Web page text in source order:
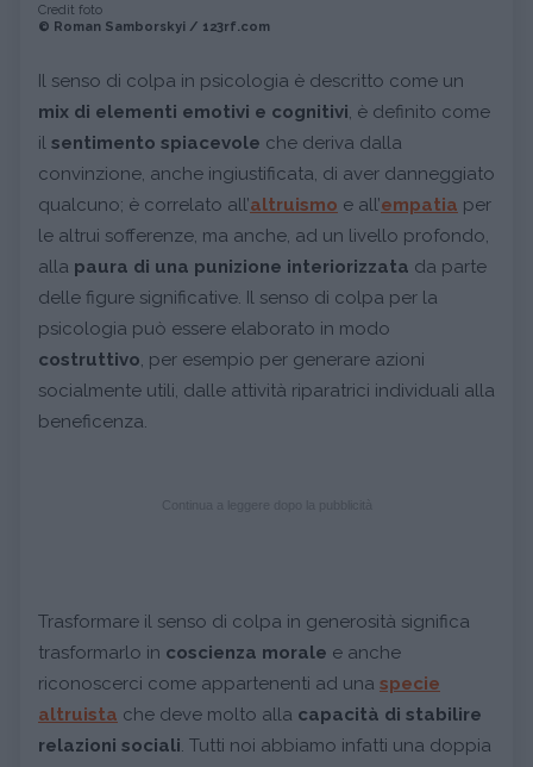
Credit foto
© Roman Samborskyi / 123rf.com
Il senso di colpa in psicologia è descritto come un
mix di elementi emotivi e cognitivi, è definito come
il sentimento spiacevole che deriva dalla
convinzione, anche ingiustificata, di aver danneggiato
qualcuno; è correlato all’altruismo e all’empatia per
le altrui sofferenze, ma anche, ad un livello profondo,
alla paura di una punizione interiorizzata da parte
delle figure significative. Il senso di colpa per la
psicologia può essere elaborato in modo
costruttivo, per esempio per generare azioni
socialmente utili, dalle attività riparatrici individuali alla
beneficenza.
Trasformare il senso di colpa in generosità significa
trasformarlo in coscienza morale e anche
riconoscerci come appartenenti ad una specie
altruista che deve molto alla capacità di stabilire
relazioni sociali. Tutti noi abbiamo infatti una doppia